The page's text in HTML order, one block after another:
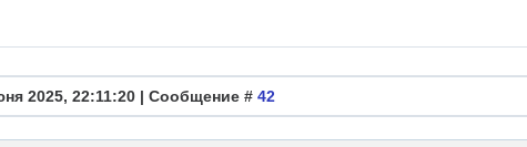
2025, 22:11:20 | Сообщение # 42